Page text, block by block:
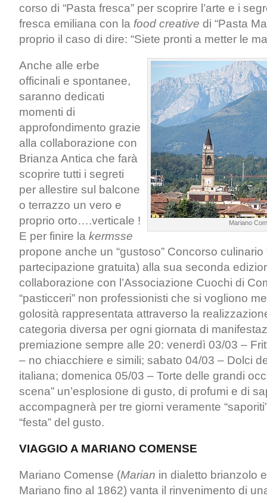
corso di “Pasta fresca” per scoprire l’arte e i
fresca emiliana con la food creative di “Pasta
proprio il caso di dire: “Siete pronti a metter le
Mariano
Anche alle erbe
officinali e spontanee,
saranno dedicati
momenti di
approfondimento grazie
alla collaborazione con
Brianza Antica che farà
scoprire tutti i segreti
per allestire sul balcone
o terrazzo un vero e
proprio orto….verticale !
E per finire la kermsse
propone anche un “gustoso” Concorso culinario
partecipazione gratuita) alla sua seconda
collaborazione con l’Associazione Cuochi di
“pasticceri” non professionisti che si vogliono
golosità rappresentata attraverso la
categoria diversa per ogni giornata di
premiazione sempre alle 20: venerdì 03/03 –
– no chiacchiere e simili; sabato 04/03 – Dolci
italiana; domenica 05/03 – Torte delle grandi
scena” un’esplosione di gusto, di profumi e di
accompagnerà per tre giorni veramente
“festa” del gusto.
VIAGGIO A MARIANO COMENSE
Mariano Comense (Marian in dialetto brianzolo
Mariano fino al 1862) vanta il rinvenimento di